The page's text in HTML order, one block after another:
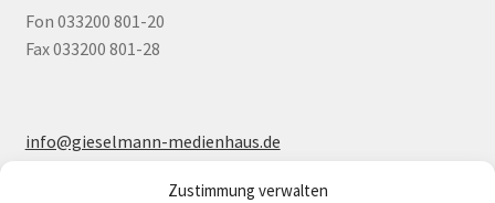
Zustimmung verwalten
Fon 033200 801-20
Fax 033200 801-28
info@gieselmann-medienhaus.de